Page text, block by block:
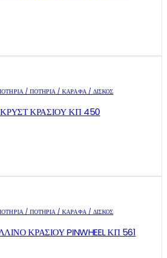
/ ΠΟΤΉΡΙΑ / ΚΑΡΆΦΑ / ΔΊΣΚΟΣ
ΚΡΑΣΙΟΥ ΚΠ 450
/ ΠΟΤΉΡΙΑ / ΚΑΡΆΦΑ / ΔΊΣΚΟΣ
ΚΡΑΣΙΟΥ PINWHEEL ΚΠ 561